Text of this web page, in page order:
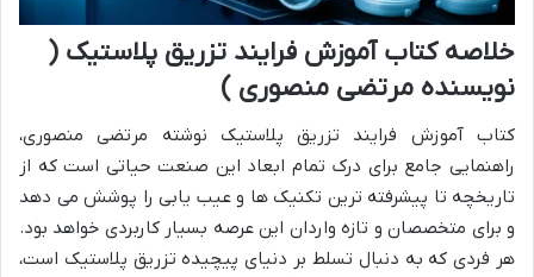
خلاصه کتاب آموزش فرایند تزریق پلاستیک (
نویسنده مرتضی منصوری )
کتاب آموزش فرایند تزریق پلاستیک نوشته مرتضی منصوری،
راهنمایی جامع برای درک تمام ابعاد این صنعت حیاتی است که از
تاریخچه تا پیشرفته ترین تکنیک ها و عیب یابی را پوشش می دهد
و برای متخصصان و تازه واردان این عرصه بسیار کاربردی خواهد بود.
هر فردی که به دنبال تسلط بر دنیای پیچیده تزریق پلاستیک است،